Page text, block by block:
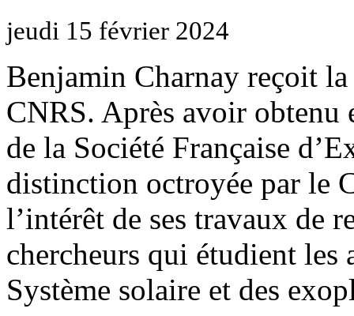
jeudi 15 février 2024
Benjamin Charnay reçoit
CNRS. Après avoir obtenu
de la Société Française
distinction octroyée par le
l’intérêt de ses travaux de
chercheurs qui étudient les
Système solaire et des